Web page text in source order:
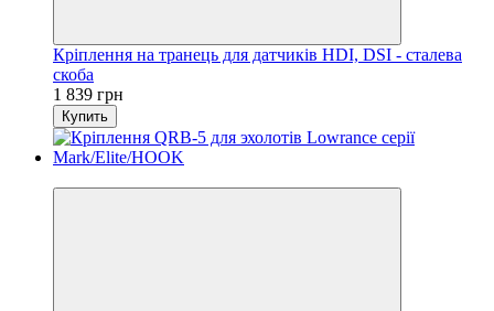
Кріплення на транець для датчиків HDI, DSI - сталева
скоба
1 839 грн
Купить